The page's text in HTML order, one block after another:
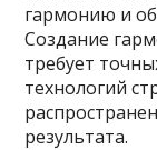
гармонию и
Создание
требует
технологий
результата.